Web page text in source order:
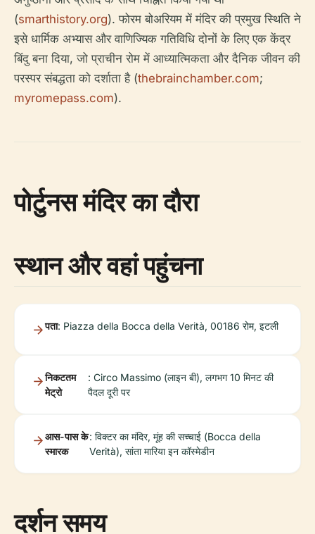
(smarthistory.org). फोरम बोअरियम में मंदिर की प्रमुख स्थिति ने
इसे धार्मिक अभ्यास और वाणिज्यिक गतिविधि दोनों के लिए एक केंद्र
बिंदु बना दिया, जो प्राचीन रोम में आध्यात्मिकता और दैनिक जीवन की
परस्पर संबद्धता को दर्शाता है (thebrainchamber.com;
myromepass.com).
पोर्टुनस मंदिर का दौरा
स्थान और वहां पहुंचना
पता: Piazza della Bocca della Verità, 00186 रोम, इटली
निकटतम
मेट्रो
: Circo Massimo (लाइन बी), लगभग 10 मिनट की
पैदल दूरी पर
आस-पास के
स्मारक
: विक्टर का मंदिर, मूंह की सच्चाई (Bocca della
Verità), सांता मारिया इन कॉस्मेडीन
दर्शन समय